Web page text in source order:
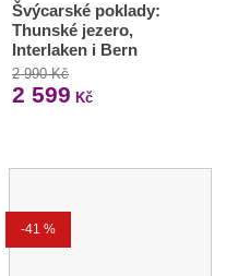
Švýcarské poklady:
Thunské jezero,
Interlaken i Bern
2 990 Kč
2 599 Kč
-41 %